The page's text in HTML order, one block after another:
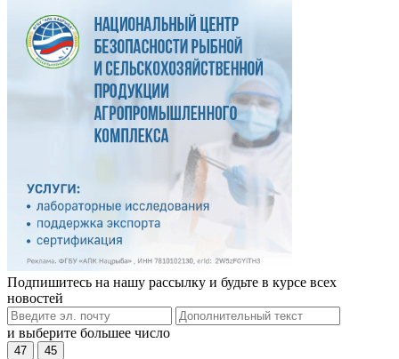
Подпишитесь на нашу рассылку и будьте в курсе всех
новостей
и выберите большее число
47 45